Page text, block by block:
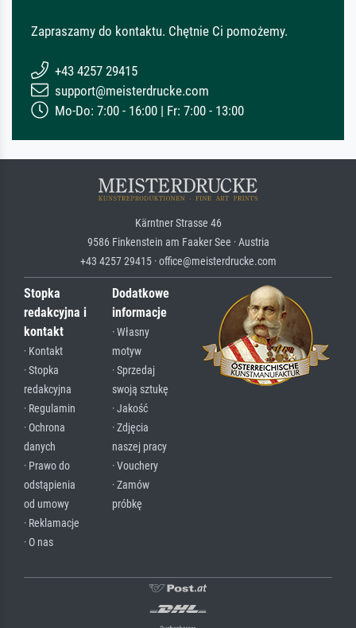
Zapraszamy do kontaktu. Chętnie Ci pomożemy.
+43 4257 29415
support@meisterdrucke.com
Mo-Do: 7:00 - 16:00 | Fr: 7:00 - 13:00
Kärntner Strasse 46
9586 Finkenstein am Faaker See · Austria
+43 4257 29415 · office@meisterdrucke.com
Stopka
redakcyjna i
kontakt
· Kontakt
· Stopka
redakcyjna
· Regulamin
· Ochrona
danych
· Prawo do
odstąpienia
od umowy
· Reklamacje
· O nas
Dodatkowe
informacje
· Własny
motyw
· Sprzedaj
swoją sztukę
· Jakość
· Zdjęcia
naszej pracy
· Vouchery
· Zamów
próbkę